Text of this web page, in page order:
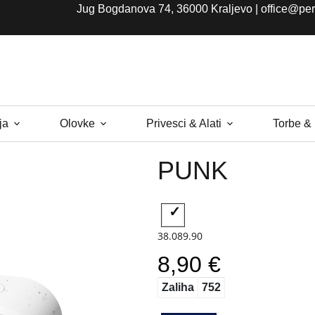
Jug Bogdanova 74, 36000 Kraljevo |
Olovke Privesci & Alati Torbe &
PUNK
38.089.90
8,90 €
Zaliha 752